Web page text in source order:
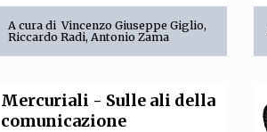
A cura diVincenzo Giuseppe Giglio,
Riccardo Radi, Antonio Zama
Mercuriali - Sulle ali della
comunicazione